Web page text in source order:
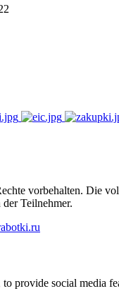
vorbehalten. Die
Teilnehmer.
to provide social media